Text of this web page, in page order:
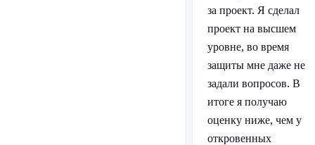
за проект. Я сделал
проект на высшем
уровне, во время
защиты мне даже не
задали вопросов. В
итоге я получаю
оценку ниже, чем у
откровенных